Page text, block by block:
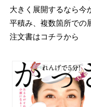
大きく展開するなら今
平積み、複数箇所での
注文書はコチラから